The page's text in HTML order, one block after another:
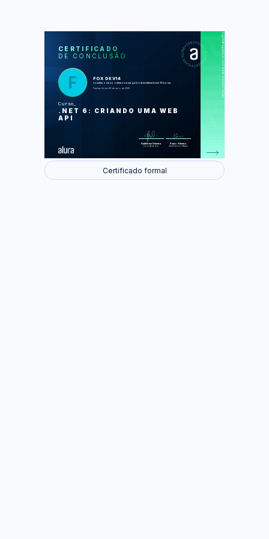
CERTIFICADO
DE CONCLUSÃO
FOX DEV14
concluiu o curso online com carga horária estimada em 10 horas.
Finalizado em 08 de maio de 2025
Curso
.NET 6: CRIANDO UMA WEB
API
Guilherme Silveira
Coordenador
Paulo Silveira
Chief Vision Officer
https://cursos.alura.com.br/certificate/d5d911eb-260d-485a-b469-e6107bd266dc
LAS
Entendendo o conceito
Iniciando o projeto .NET 6
Atualizando e removendo
Certificado formal